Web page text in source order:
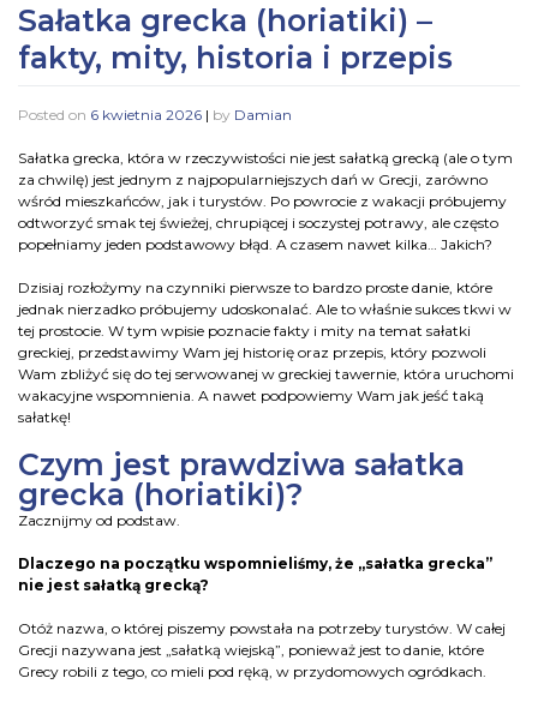
Sałatka grecka (horiatiki) –
fakty, mity, historia i przepis
Posted on 6 kwietnia 2026 | by Damian
Sałatka grecka, która w rzeczywistości nie jest sałatką grecką (ale o tym
za chwilę) jest jednym z najpopularniejszych dań w Grecji, zarówno
wśród mieszkańców, jak i turystów. Po powrocie z wakacji próbujemy
odtworzyć smak tej świeżej, chrupiącej i soczystej potrawy, ale często
popełniamy jeden podstawowy błąd. A czasem nawet kilka… Jakich?
Dzisiaj rozłożymy na czynniki pierwsze to bardzo proste danie, które
jednak nierzadko próbujemy udoskonalać. Ale to właśnie sukces tkwi w
tej prostocie. W tym wpisie poznacie fakty i mity na temat sałatki
greckiej, przedstawimy Wam jej historię oraz przepis, który pozwoli
Wam zbliżyć się do tej serwowanej w greckiej tawernie, która uruchomi
wakacyjne wspomnienia. A nawet podpowiemy Wam jak jeść taką
sałatkę!
Czym jest prawdziwa sałatka
grecka (horiatiki)?
Zacznijmy od podstaw.
Dlaczego na początku wspomnieliśmy, że „sałatka grecka”
nie jest sałatką grecką?
Otóż nazwa, o której piszemy powstała na potrzeby turystów. W całej
Grecji nazywana jest „sałatką wiejską”, ponieważ jest to danie, które
Grecy robili z tego, co mieli pod ręką, w przydomowych ogródkach.